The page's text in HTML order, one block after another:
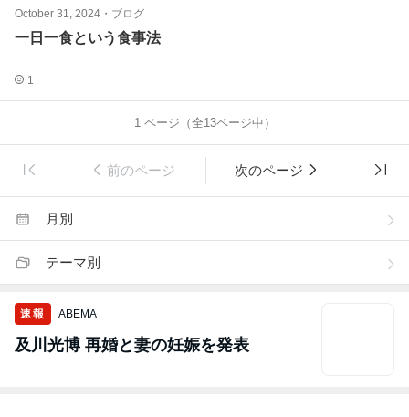
October 31, 2024 ・ ブログ
一日一食という食事法
1
1ページ（全13ページ中）
前のページ 次のページ
月別
テーマ別
速報 ABEMA
及川光博 再婚と妻の妊娠を発表